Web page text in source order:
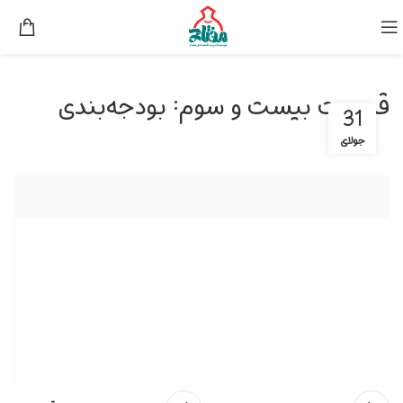
قسمت بیست و سوم: بودجه‌بندی
31
جولای